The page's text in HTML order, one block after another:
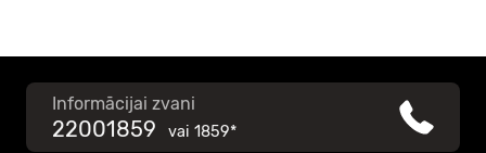
Informācijai zvani
22001859 vai 1859*